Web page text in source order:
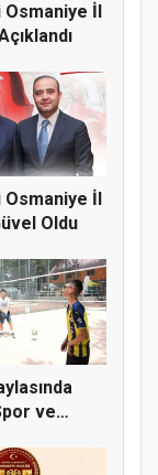
İl
İl
Oldu
ve